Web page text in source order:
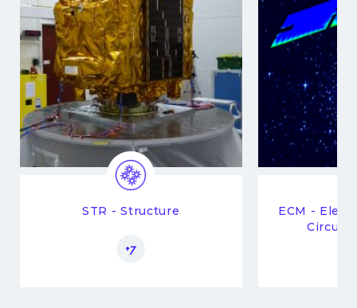
STR - Structure
+7
ECM -
Circuit